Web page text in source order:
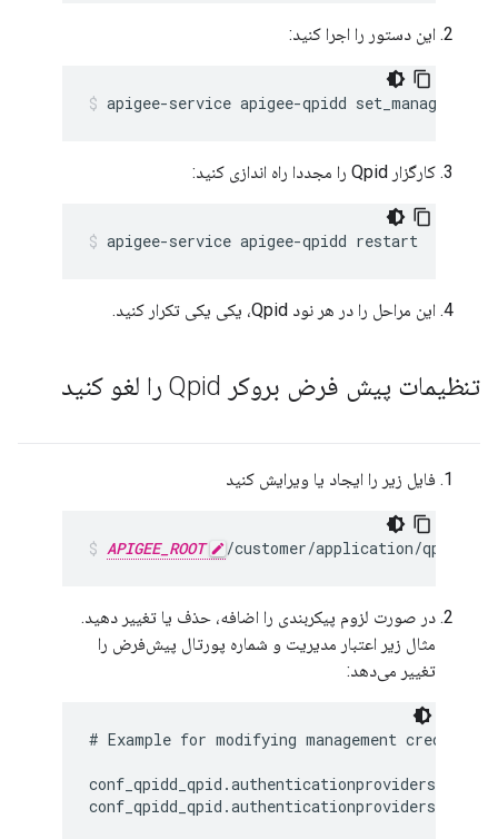
این دستور را اجرا کنید:
apigee-service apigee-qpidd
کارگزار Qpid را مجددا راه اندازی کنید:
apigee-service apigee-qpidd restart
این مراحل را در هر نود Qpid، یکی یکی تکرار کنید.
تنظیمات پیش فرض بروکر Qpid را لغو کنید
فایل زیر را ایجاد یا ویرایش کنید
APIGEE_ROOT /customer/application/
در صورت لزوم پیکربندی را اضافه، حذف یا تغییر دهید.
مثال زیر اعتبار مدیریت و شماره پورتال پیش‌فرض را
تغییر می‌دهد:
# Example for modifying management